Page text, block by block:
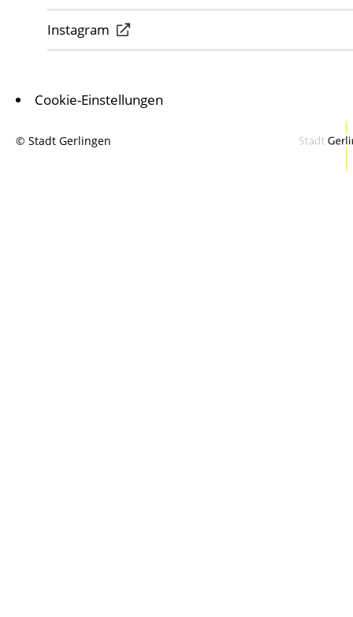
Instagram
Cookie-Einstellungen
© Stadt Gerlingen